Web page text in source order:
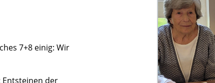
7+8 einig: Wir
Entsteinen der